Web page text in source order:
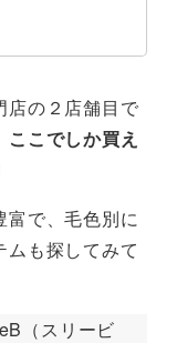
店の２店舗目で
ここでしか買え
富で、毛色別に
も探してみて
（スリービ